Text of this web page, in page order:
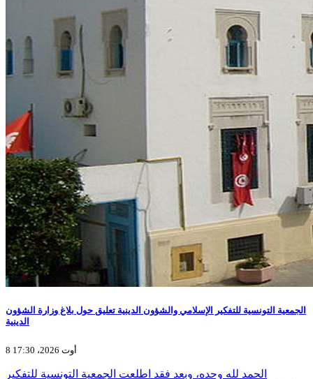
الجمعية التونسية للتفكير الإسلامي والشؤون الدينية تعليق حول بلاغ وزارة الشؤون
الدينية
8 أوت 2026، 17:30
الحمد لله وحده، وبعد فقد اطلعت الجمعية التونسية للتفكير